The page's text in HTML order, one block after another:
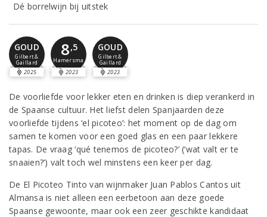
Dé borrelwijn bij uitstek
GOUD
Gilbert &
Gaillard
2025
8,5
Hamersma
2023
GOUD
Gilbert &
Gaillard
2023
De voorliefde voor lekker eten en drinken is diep verankerd in
de Spaanse cultuur. Het liefst delen Spanjaarden deze
voorliefde tijdens ‘el picoteo’: het moment op de dag om
samen te komen voor een goed glas en een paar lekkere
tapas. De vraag ‘qué tenemos de picoteo?’ (‘wat valt er te
snaaien?’) valt toch wel minstens een keer per dag.
De El Picoteo Tinto van wijnmaker Juan Pablos Cantos uit
Almansa is niet alleen een eerbetoon aan deze goede
Spaanse gewoonte, maar ook een zeer geschikte kandidaat